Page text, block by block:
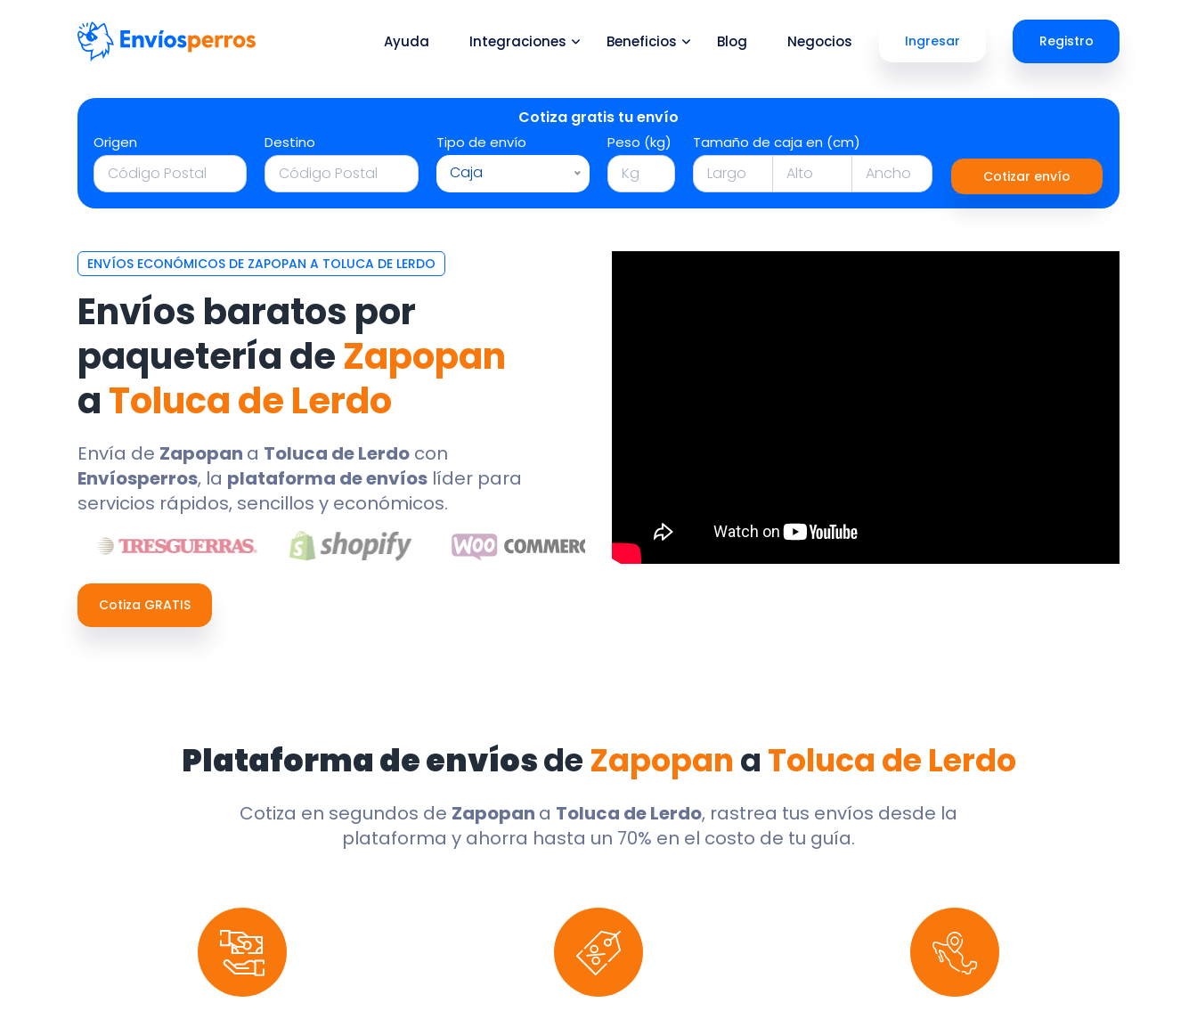
Ayuda Integraciones Beneficios Blog Negocios Ingresar Registro
Cotiza gratis tu envío
Origen Destino Tipo de envío
Caja
Peso (kg) Tamaño de caja en (cm)
Cotizar envío
ENVÍOS ECONÓMICOS DE ZAPOPAN A TOLUCA DE LERDO
Envíos baratos por
paquetería deZapopan
aToluca de Lerdo
Envía de Zapopan a Toluca de Lerdo con
Envíosperros, la plataforma de envíos líder para
servicios rápidos, sencillos y económicos.
Cotiza GRATIS
Plataforma de envíosde Zapopan a Toluca de Lerdo
Cotiza en segundos de Zapopan a Toluca de Lerdo, rastrea tus envíos desde la
plataforma y ahorra hasta un 70% en el costo de tu guía.